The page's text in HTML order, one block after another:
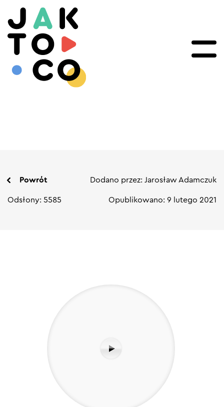
Powrót Dodano przez: Jarosław Adamczuk
Odsłony: 5585 Opublikowano: 9 lutego 2021